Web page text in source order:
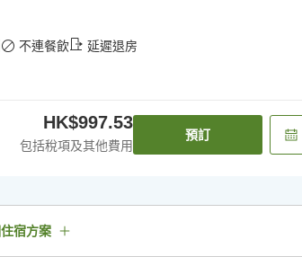
不連餐飲 延遲退房
HK$997.53
包括稅項及其他費用
預訂
宿方案